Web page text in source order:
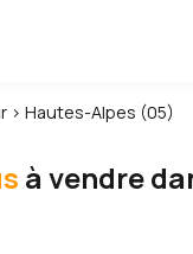
›Hautes-Alpes (05)
à vendre